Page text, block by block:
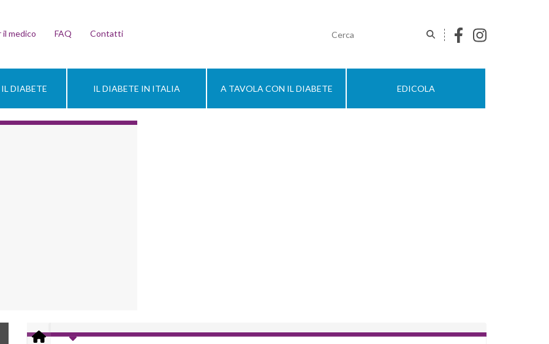
il medico FAQ Contatti
DIABETE IL DIABETE IN ITALIA A TAVOLA CON IL DIABETE EDICOLA